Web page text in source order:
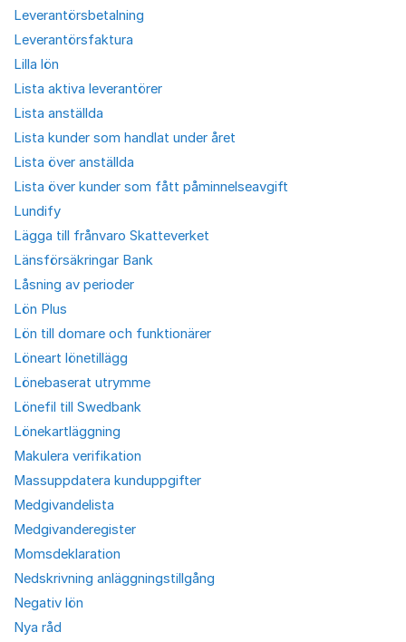
Leverantörsbetalning
Leverantörsfaktura
Lilla lön
Lista aktiva leverantörer
Lista anställda
Lista kunder som handlat under året
Lista över anställda
Lista över kunder som fått påminnelseavgift
Lundify
Lägga till frånvaro Skatteverket
Länsförsäkringar Bank
Låsning av perioder
Lön Plus
Lön till domare och funktionärer
Löneart lönetillägg
Lönebaserat utrymme
Lönefil till Swedbank
Lönekartläggning
Makulera verifikation
Massuppdatera kunduppgifter
Medgivandelista
Medgivanderegister
Momsdeklaration
Nedskrivning anläggningstillgång
Negativ lön
Nya råd